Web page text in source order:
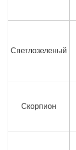
Светлозеленый
Скорпион